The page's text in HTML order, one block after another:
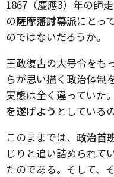
1867（慶應3）年の師
の薩摩藩討幕派にとって
のではないだろうか。
王政復古の大号令をも
らが思い描く政治体制
実態は全く違っていた
を遂げよう としている
このままでは、 政治首
じりと追い詰められて
たのである。そして、